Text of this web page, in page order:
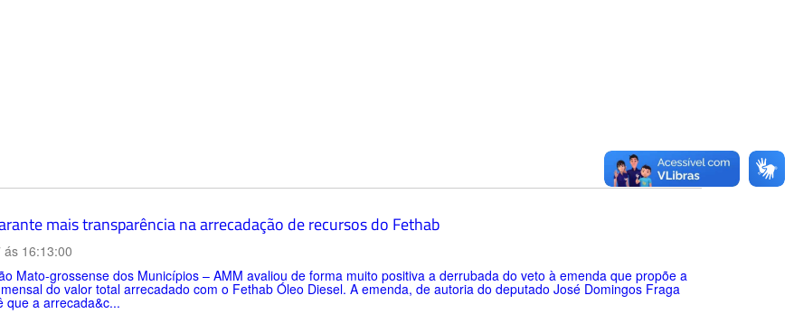
mais transparência na arrecadação de recursos do Fethab
16:13:00
Mato-grossense dos Municípios – AMM avaliou de forma muito positiva a derrubada do veto à emenda que propõe a
do valor total arrecadado com o Fethab Óleo Diesel. A emenda, de autoria do deputado José Domingos Fraga
que a arrecada&c...